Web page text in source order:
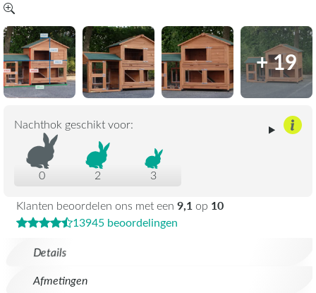
+ 19
Details
Afmetingen
Nachthok geschikt voor:
0 2 3
Klanten beoordelen ons met een 9,1 op 10
13945 beoordelingen